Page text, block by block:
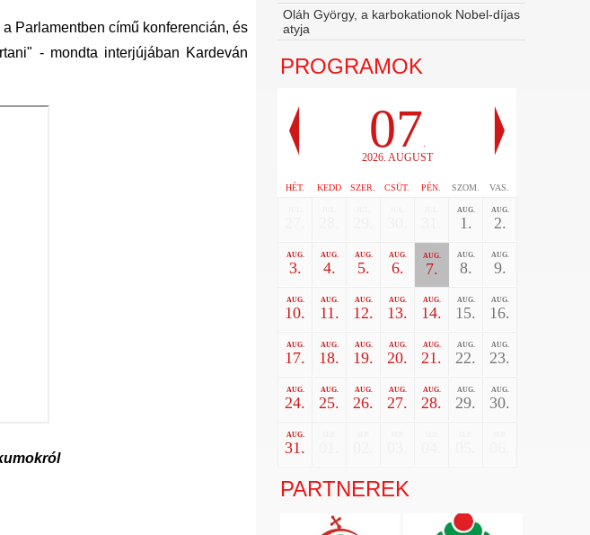
Parlamentben című konferencián, és
- mondta interjújában Kardeván
Oláh György, a karbokationok Nobel-díjas
atyja
PROGRAMOK
07.
2026. AUGUST
HÉT. KEDD SZER. CSÜT. PÉN. SZOM. VAS.
AUG.
1.
AUG.
2.
AUG.
3.
AUG.
4.
AUG.
5.
AUG.
6.
AUG.
7.
AUG.
8.
AUG.
9.
AUG.
10.
AUG.
11.
AUG.
12.
AUG.
13.
AUG.
14.
AUG.
15.
AUG.
16.
AUG.
17.
AUG.
18.
AUG.
19.
AUG.
20.
AUG.
21.
AUG.
22.
AUG.
23.
AUG.
24.
AUG.
25.
AUG.
26.
AUG.
27.
AUG.
28.
AUG.
29.
AUG.
30.
AUG.
31.
PARTNEREK